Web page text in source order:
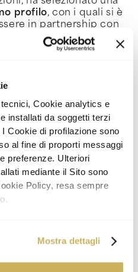
Cookie analytics e
installati da soggetti terzi
Cookie di profilazione sono
al fine di proporti messaggi
preferenze. Ulteriori
mediante il Sito sono
Policy, resa sempre
Mostra dettagli
profilo, con i quali si è
in partnership con
e riconoscibilità
essere